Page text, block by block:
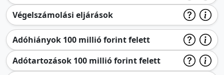
Végelszámolási eljárások
Adóhiányok 100 millió forint felett
Adótartozások 100 millió forint felett